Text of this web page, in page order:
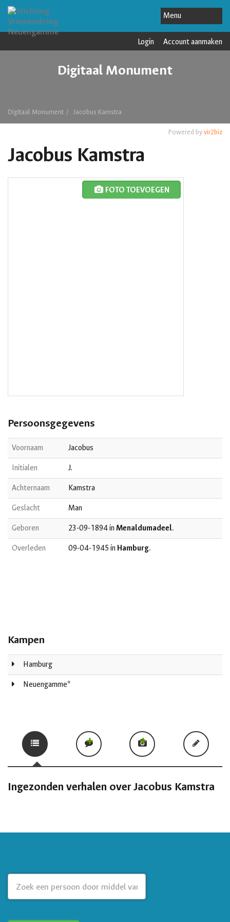
Login Account aanmaken
Digitaal Monument
Digitaal Monument Jacobus Kamstra
Jacobus Kamstra
Powered byvir2biz
FOTO TOEVOEGEN
Persoonsgegevens
Voornaam Jacobus
Initialen J.
Achternaam Kamstra
Geslacht Man
Geboren 23-09-1894 in Menaldumadeel.
Overleden 09-04-1945 in Hamburg.
Kampen
Hamburg
Neuengamme*
Ingezonden verhalen over Jacobus Kamstra